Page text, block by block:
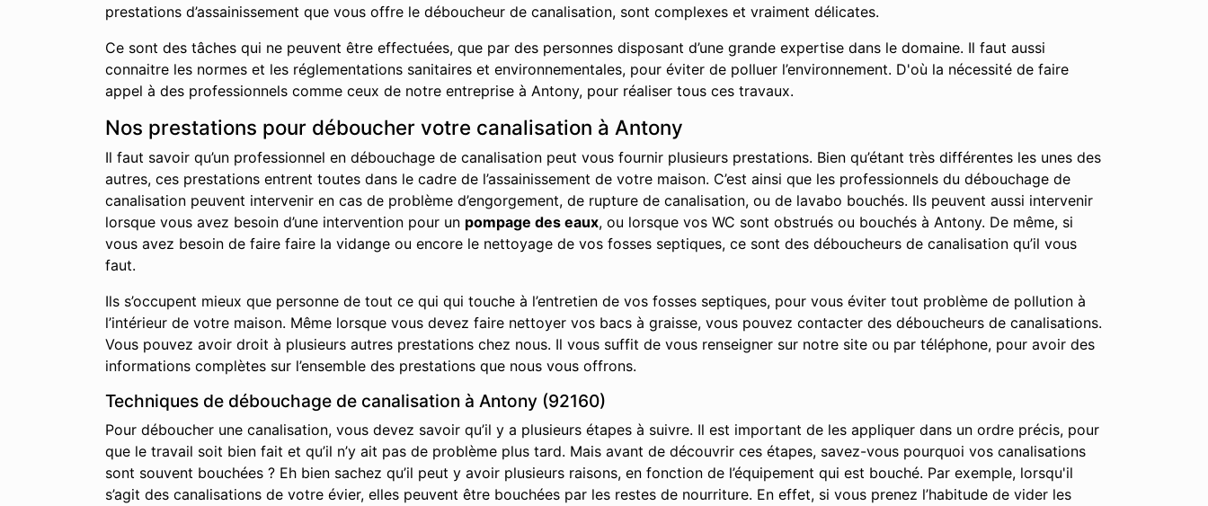
prestations d’assainissement que vous offre le déboucheur de canalisation, sont complexes et vraiment délicates.
Ce sont des tâches qui ne peuvent être effectuées, que par des personnes disposant d’une grande expertise dans le domaine. Il faut aussi
connaitre les normes et les réglementations sanitaires et environnementales, pour éviter de polluer l’environnement. D'où la nécessité de faire
appel à des professionnels comme ceux de notre entreprise à Antony, pour réaliser tous ces travaux.
Nos prestations pour déboucher votre canalisation à Antony
Il faut savoir qu’un professionnel en débouchage de canalisation peut vous fournir plusieurs prestations. Bien qu’étant très différentes les unes des
autres, ces prestations entrent toutes dans le cadre de l’assainissement de votre maison. C’est ainsi que les professionnels du débouchage de
canalisation peuvent intervenir en cas de problème d’engorgement, de rupture de canalisation, ou de lavabo bouchés. Ils peuvent aussi intervenir
lorsque vous avez besoin d’une intervention pour un pompage des eaux, ou lorsque vos WC sont obstrués ou bouchés à Antony. De même, si
vous avez besoin de faire faire la vidange ou encore le nettoyage de vos fosses septiques, ce sont des déboucheurs de canalisation qu’il vous
faut.
Ils s’occupent mieux que personne de tout ce qui qui touche à l’entretien de vos fosses septiques, pour vous éviter tout problème de pollution à
l’intérieur de votre maison. Même lorsque vous devez faire nettoyer vos bacs à graisse, vous pouvez contacter des déboucheurs de canalisations.
Vous pouvez avoir droit à plusieurs autres prestations chez nous. Il vous suffit de vous renseigner sur notre site ou par téléphone, pour avoir des
informations complètes sur l’ensemble des prestations que nous vous offrons.
Techniques de débouchage de canalisation à Antony (92160)
Pour déboucher une canalisation, vous devez savoir qu’il y a plusieurs étapes à suivre. Il est important de les appliquer dans un ordre précis, pour
que le travail soit bien fait et qu’il n’y ait pas de problème plus tard. Mais avant de découvrir ces étapes, savez-vous pourquoi vos canalisations
sont souvent bouchées ? Eh bien sachez qu’il peut y avoir plusieurs raisons, en fonction de l’équipement qui est bouché. Par exemple, lorsqu'il
s’agit des canalisations de votre évier, elles peuvent être bouchées par les restes de nourriture. En effet, si vous prenez l’habitude de vider les